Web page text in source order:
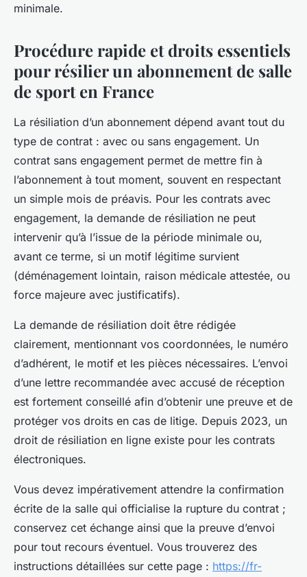
minimale.
Procédure rapide et droits essentiels
pour résilier un abonnement de salle
de sport en France
La résiliation d’un abonnement dépend avant tout du
type de contrat : avec ou sans engagement. Un
contrat sans engagement permet de mettre fin à
l’abonnement à tout moment, souvent en respectant
un simple mois de préavis. Pour les contrats avec
engagement, la demande de résiliation ne peut
intervenir qu’à l’issue de la période minimale ou,
avant ce terme, si un motif légitime survient
(déménagement lointain, raison médicale attestée, ou
force majeure avec justificatifs).
La demande de résiliation doit être rédigée
clairement, mentionnant vos coordonnées, le numéro
d’adhérent, le motif et les pièces nécessaires. L’envoi
d’une lettre recommandée avec accusé de réception
est fortement conseillé afin d’obtenir une preuve et de
protéger vos droits en cas de litige. Depuis 2023, un
droit de résiliation en ligne existe pour les contrats
électroniques.
Vous devez impérativement attendre la confirmation
écrite de la salle qui officialise la rupture du contrat ;
conservez cet échange ainsi que la preuve d’envoi
pour tout recours éventuel. Vous trouverez des
instructions détaillées sur cette page : https://fr-